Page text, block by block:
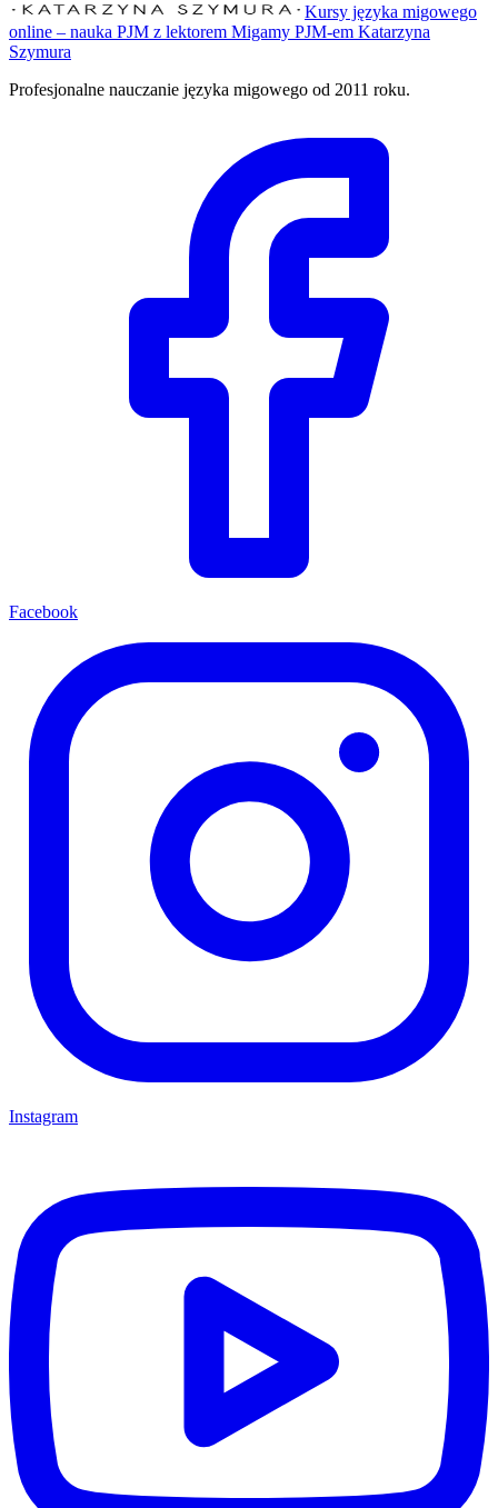
Kursy języka migowego
online – nauka PJM z lektorem Migamy PJM-em Katarzyna
Szymura
Profesjonalne nauczanie języka migowego od 2011 roku.
Facebook
Instagram